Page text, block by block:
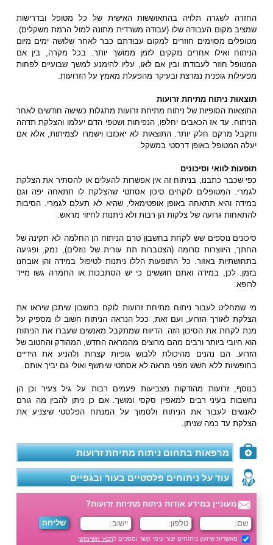
החזרה לשגרה תלויה בהתאוששות האישית של כל מטופל ובדרישות
שמציב מקום העבודה שלו (עבודה משרדית מתונה למול הרמת משקלים).
מטופלים מסוימים חוזרים למקום עבודתם כבר לאחר שלושה ימים מיום
הניתוח ואילו אחרים נזקקים לזמן ממושך יותר. בכל מקרה, בין אם
המטופל חוזר לעבודתו ובין אם לאו, עליו להימנע למשך שבועיים לפחות
מפעילות גופנית נמרצת ובעיקר מהפעלת מאמץ על הזרועות.
תוצאות ניתוח מתיחת זרועות
התוצאות הסופיות של ניתוח מתיחת זרועות מתגלות כשישה חודשים לאחר
הניתוח. עד אז הכאבים יחלפו, הנפיחות ושטפי הדם יעלמו והצלקת תדהה
ותקבל מרקם חלק יותר. התוצאות לא יאכזבו וישמרו לצמיתות, אלא אם
יעלה המטופל באופן דרסטי במשקל.
תופעות לוואי וסיכונים
כפי שכבר כתבנו, בניתוח זה אין אפשרות להעלים או להסתיר את הצלקת
לגמרי. המטופלים לוקחים סיכון אסתטי שהצלקת לו תתאחה יפה וגם
במידה והיא תתאחה באופן אופטימאלי, שהיא לא תעלם לגמרי. הסיבות
להתאחות גרועה של צלקות הן רבות ולא ניתנות לחיזוי מראש.
סיכונים נוספים שש לקחת בחשבון טרם הניתוח הן החלמה לא תקינה של
החתך, היווצרות סרומה (הצטברות תת עורית של נוזלים), נמק, ופגיעה
בתחושתיות באזור. כל התופעות הללו ניתנות לטיפול במידה והן אובחנו
בזמן. לכן, במידה ואתם חוששים כי יש הסתבכות או החמרה גשו מייד
לרופא.
מי שמחליט לעבור ניתוח מתיחת זרועות לוקח בחשבון שיתכן שיראו את
הצלקת לאורך הזרוע, ועם זאת, ככל הנראה הניתוח חשוב לו מספיק על
מנת לקחת את הסיכון הזה. הדיווח שמתקבל מאנשים שעברו את הניתוח
הוא חיובי ביותר ורבים מהם מרוצים מהמראה החדש, המהודק והחטוב של
הזרוע. הם נהנים מהיכולת ללבוש גופיות קצרות ולהניע את הידיים
בחופשיות ללא חשש מפני מראה לא אסתטי שיחשף ואולי גם יביך אותם.
בנוסף, זרועות מהודקות מצביעות פעמים רבות על גיל צעיר וכן הן
נחשבות בעיני רבים למאפיין סקסי ומושך. אם כן ניתן להבין מה גורם
לאנשים לעבור את הניתוח ולסמוך על המנתח הפלסטי שיצניע את
הצלקת עד כמה שניתן.
מרפאות בתחום ניתוח מתיחת זרועות
עוד על ניתוחים פלסטיים בעור ובגפיים
מעוניין במידע אודות ניתוח מתיחת זרועות?
מאשר/ת שיועץ ניתוחים יצור עימי קשר ומסכים לתנאי השימוש.